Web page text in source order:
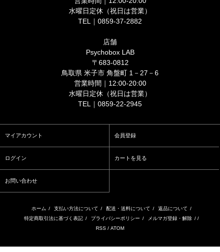
水曜日定休（祝日は営業）
TEL｜0859-37-2882
店舗
Psychobox LAB
〒683-0812
鳥取県 米子市 角盤町 1－27－6
営業時間｜12:00-20:00
水曜日定休（祝日は営業）
TEL｜0859-22-2945
マイアカウント 会員登録
ログイン カートを見る
お問い合わせ
ホーム / 支払い方法について / 配送・送料について / 返品について /
特定商取引法に基づく表記 / プライバシーポリシー / メルマガ登録・解除 / /
RSS / ATOM